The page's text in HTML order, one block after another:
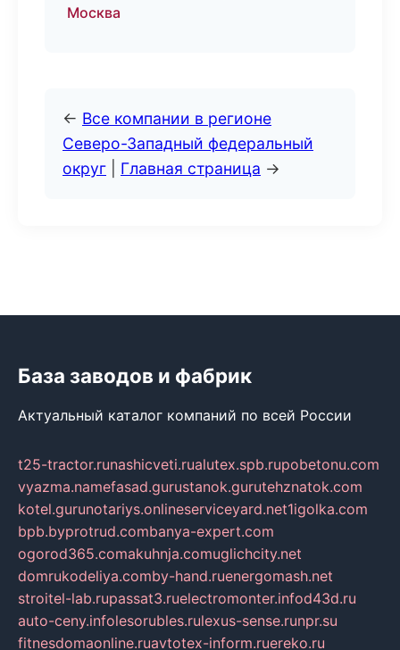
Москва
← Все компании в регионе
Северо-Западный федеральный
округ
Главная страница →
База заводов и фабрик
Актуальный каталог компаний по всей России
t25-tractor.runashicveti.rualutex.spb.rupobetonu.com
vyazma.namefasad.gurustanok.gurutehznatok.com
kotel.gurunotariys.onlineserviceyard.net1igolka.com
bpb.byprotrud.combanya-expert.com
ogorod365.comakuhnja.comuglichcity.net
domrukodeliya.comby-hand.ruenergomash.net
stroitel-lab.rupassat3.ruelectromonter.infod43d.ru
auto-ceny.infolesorubles.rulexus-sense.runpr.su
fitnesdomaonline.ruavtotex-inform.ruereko.ru